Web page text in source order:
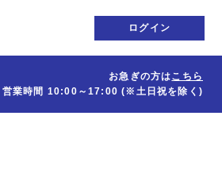
ログイン
お急ぎの方はこちら
営業時間 10:00～17:00(※土日祝を除く)